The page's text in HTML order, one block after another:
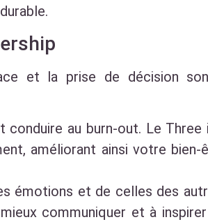
et la prise de décision
au burn-out. Le Three
améliorant ainsi votre bien-
émotions et de celles des
communiquer et à